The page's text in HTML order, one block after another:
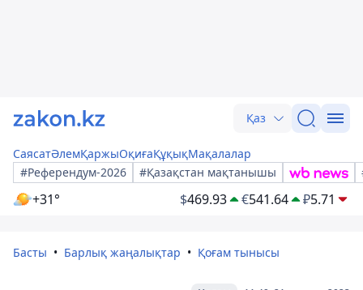
Қаз
СаясатӘлемҚаржыОқиғаҚұқықМақалалар
#Референдум-2026
#Қазақстан мақтанышы
+31° $469.93 €541.64 ₽5.71
Басты Барлық жаңалықтар Қоғам тынысы